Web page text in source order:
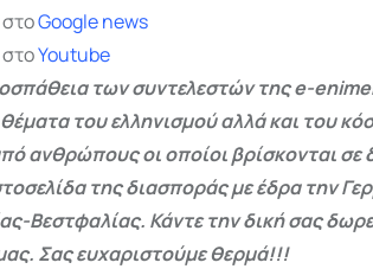
Googlenews
Youtube
των συντελεστών της e-
του ελληνισμού αλλά και του
ανθρώπους οι οποίοι βρίσκονται σε
της διασποράς με έδρα την
Βεστφαλίας. Κάντε την δική σας
Σας ευχαριστούμε θερμά!!!